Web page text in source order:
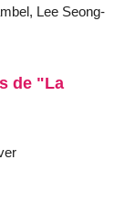
Lee Seong-
de "La